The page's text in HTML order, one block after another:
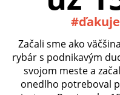
Začali sme ako
rybár s podnikavým
svojom meste a
onedlho potreboval